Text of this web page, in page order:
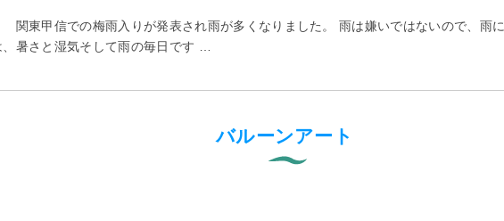
関東甲信での梅雨入りが発表され雨が多くなりました。 雨は嫌いではないので、雨
暑さと湿気そして雨の毎日です …
バルーンアート